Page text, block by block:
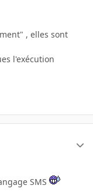
, elles sont
l'exécution
SMS